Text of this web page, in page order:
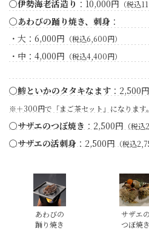
〇伊勢海老活造り ：10,000円 （税込
〇あわびの踊り焼き、刺身 ：
・大：6,000円 （税込6,600円）
・中：4,000円 （税込4,400円）
〇鯵といかのタタキなます ：2,500円
※＋300円で「まご茶セット」になります。
〇サザエのつぼ焼き ：2,500円 （税込
〇サザエの活刺身 ：2,500円 （税込
あわびの
踊り焼き
サザエの
つぼ焼き